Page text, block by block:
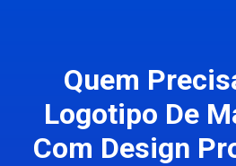
Quem
Logotipo De
Com Design